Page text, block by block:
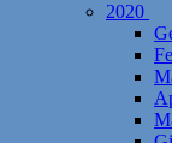
2020